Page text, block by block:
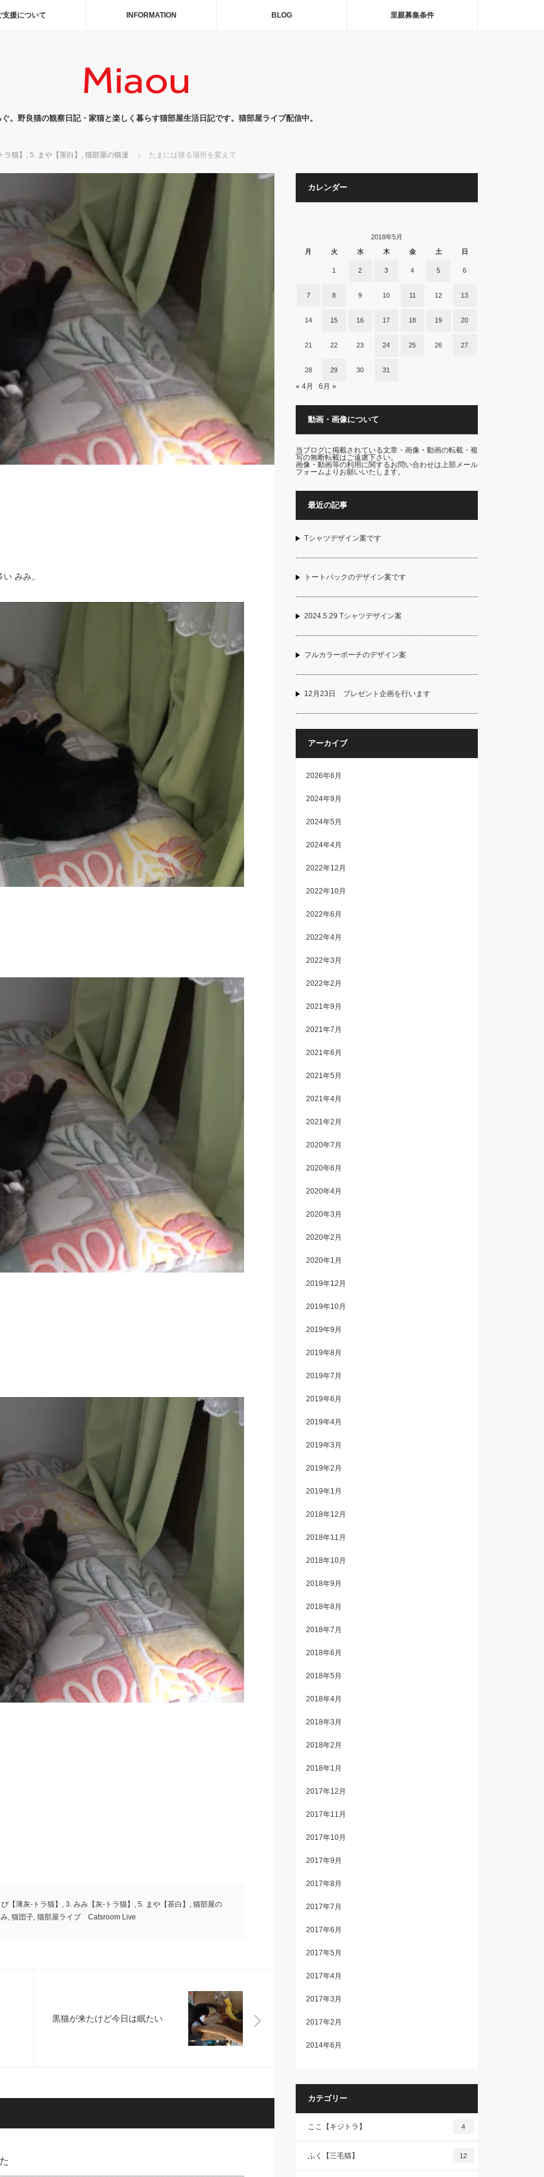
支援について INFORMATION BLOG 里親募集条件
。野良猫の観察日記・家猫と楽しく暮らす猫部屋生活日記です。猫部屋ライブ配信中。
猫】 , 5. まや【茶白】 , 猫部屋の猫達 たまには寝る場所を変えて
みみ。
【薄灰-トラ猫】 , 3. みみ【灰-トラ猫】 , 5. まや【茶白】 , 猫部屋の
, 猫団子, 猫部屋ライブ Catsroom Live
黒猫が来たけど今日は眠たい
カレンダー
2018年5月
月
火 水 木 金 土 日
1 2 3 4 5 6
7 8 9 10 11 12 13
14 15 16 17 18 19 20
21 22 23 24 25 26 27
28 29 30 31
« 4月 6月 »
動画・画像について
当ブログに掲載されている文章・画像・動画の転載・複
写の無断転載はご遠慮下さい。
画像・動画等の利用に関するお問い合わせは上部メール
フォームよりお願いいたします。
最近の記事
Tシャツデザイン案です
トートバックのデザイン案です
2024.5.29 Tシャツデザイン案
フルカラーポーチのデザイン案
12月23日 プレゼント企画を行います
アーカイブ
2026年6月
2024年9月
2024年5月
2024年4月
2022年12月
2022年10月
2022年6月
2022年4月
2022年3月
2022年2月
2021年9月
2021年7月
2021年6月
2021年5月
2021年4月
2021年2月
2020年7月
2020年6月
2020年4月
2020年3月
2020年2月
2020年1月
2019年12月
2019年10月
2019年9月
2019年8月
2019年7月
2019年6月
2019年4月
2019年3月
2019年2月
2019年1月
2018年12月
2018年11月
2018年10月
2018年9月
2018年8月
2018年7月
2018年6月
2018年5月
2018年4月
2018年3月
2018年2月
2018年1月
2017年12月
2017年11月
2017年10月
2017年9月
2017年8月
2017年7月
2017年6月
2017年5月
2017年4月
2017年3月
2017年2月
2014年6月
カテゴリー
ここ【キジトラ】 4
ふく【三毛猫】 12